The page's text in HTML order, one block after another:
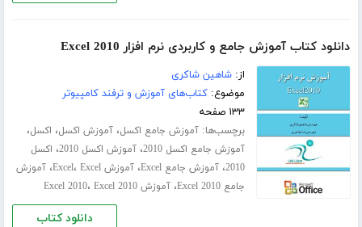
دانلود کتاب آموزش جامع و کاربردی نرم افزار Excel 2010
از:شاهین شاکری
موضوع:کتاب‌های آموزش و ترفند کامپیوتر
۱۳۳ صفحه
برچسب‌ها:آموزش جامع اکسل،آموزش اکسل، اکسل،
آموزش جامع اکسل 2010 ،آموزش اکسل 2010 ، اکسل
2010،آموزش جامع Excel ،آموزش Excel ، Excel ،آموزش
جامع Excel 2010
،آموزش Excel 2010 ، Excel 2010
دانلود کتاب